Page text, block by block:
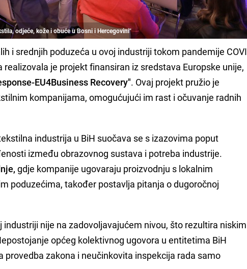
odjeće, kože i obuće u Bosni i Hercegovini"
i srednjih poduzeća u ovoj industriji tokom pandemije
je projekt finansiran iz sredstava Europske unije,
EU4Business Recovery". Ovaj projekt pružio je
kompanijama, omogućujući im rast i očuvanje radnih
industrija u BiH suočava se s izazovima poput
između obrazovnog sustava i potreba industrije.
gdje kompanije ugovaraju proizvodnju s lokalnim
poduzećima, također postavlja pitanja o dugoročnoj
nije na zadovoljavajućem nivou, što rezultira niskim
općeg kolektivnog ugovora u entitetima BiH
provedba zakona i neučinkovita inspekcija rada samo